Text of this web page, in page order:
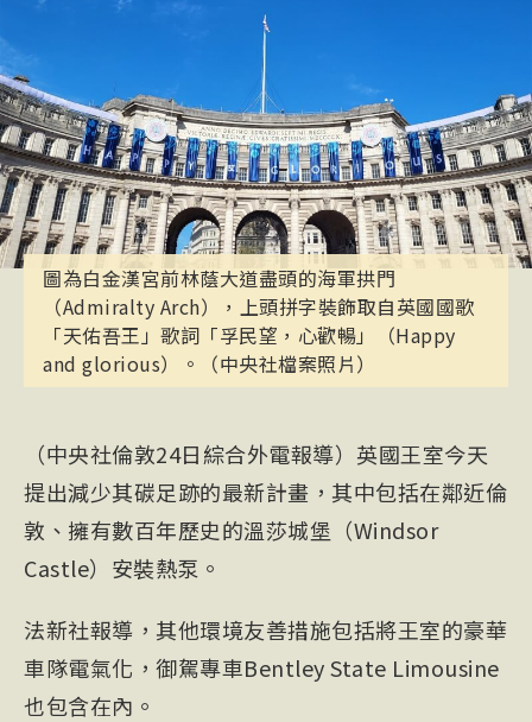
圖為白金漢宮前林蔭大道盡頭的海軍拱門
（Admiralty Arch），上頭拼字裝飾取自英國國歌
「天佑吾王」歌詞「孚民望，心歡暢」（Happy
and glorious）。（中央社檔案照片）
（中央社倫敦24日綜合外電報導）英國王室今天
提出減少其碳足跡的最新計畫，其中包括在鄰近倫
敦、擁有數百年歷史的溫莎城堡（Windsor
Castle）安裝熱泵。
法新社報導，其他環境友善措施包括將王室的豪華
車隊電氣化，御駕專車Bentley State Limousine
也包含在內。